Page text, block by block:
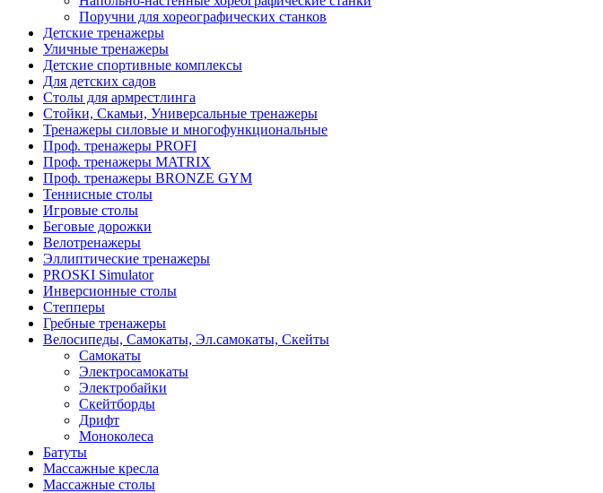
Поручни для хореографических станков
Детские тренажеры
Уличные тренажеры
Детские спортивные комплексы
Для детских садов
Столы для армрестлинга
Стойки, Скамьи, Универсальные тренажеры
Тренажеры силовые и многофункциональные
Проф. тренажеры PROFI
Проф. тренажеры MATRIX
Проф. тренажеры BRONZE GYM
Теннисные столы
Игровые столы
Беговые дорожки
Велотренажеры
Эллиптические тренажеры
PROSKI Simulator
Инверсионные столы
Степперы
Гребные тренажеры
Велосипеды, Самокаты, Эл.самокаты, Скейты
Самокаты
Электросамокаты
Электробайки
Скейтборды
Дрифт
Моноколеса
Батуты
Массажные кресла
Массажные столы